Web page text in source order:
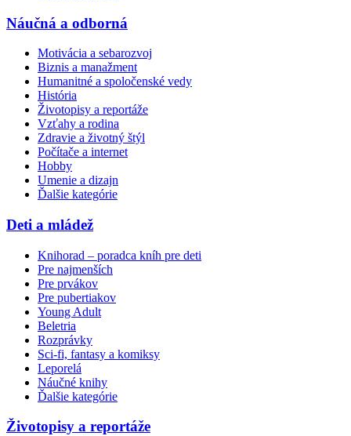
Náučná a odborná
Motivácia a sebarozvoj
Biznis a manažment
Humanitné a spoločenské vedy
História
Životopisy a reportáže
Vzťahy a rodina
Zdravie a životný štýl
Počítače a internet
Hobby
Umenie a dizajn
Ďalšie kategórie
Deti a mládež
Knihorad – poradca kníh pre deti
Pre najmenších
Pre prvákov
Pre pubertiakov
Young Adult
Beletria
Rozprávky
Sci-fi, fantasy a komiksy
Leporelá
Náučné knihy
Ďalšie kategórie
Životopisy a reportáže